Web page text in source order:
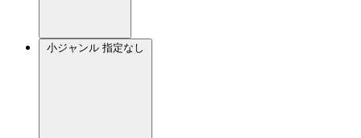
小ジャンル 指定なし